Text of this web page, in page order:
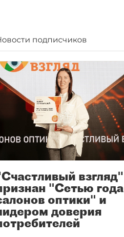
подписчиков
взгляд"
"Сетью года
оптики" и
доверия